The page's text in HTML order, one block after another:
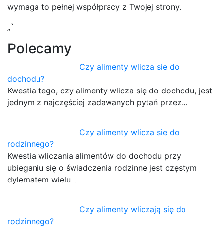
wymaga to pełnej współpracy z Twojej strony.
„`
Polecamy
Czy alimenty wlicza sie do
dochodu?
Kwestia tego, czy alimenty wlicza się do dochodu, jest
jednym z najczęściej zadawanych pytań przez…
Czy alimenty wlicza sie do
rodzinnego?
Kwestia wliczania alimentów do dochodu przy
ubieganiu się o świadczenia rodzinne jest częstym
dylematem wielu…
Czy alimenty wliczają się do
rodzinnego?